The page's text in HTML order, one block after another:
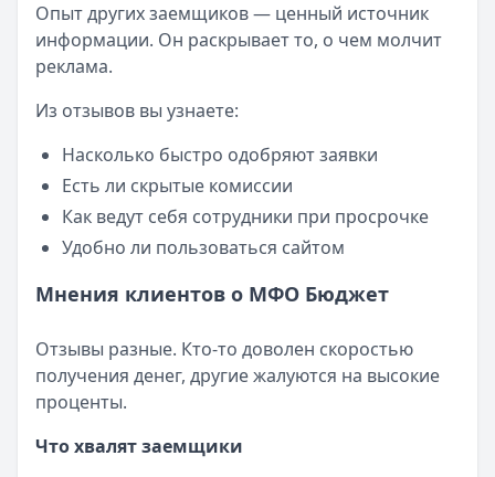
Опыт других заемщиков — ценный источник
информации. Он раскрывает то, о чем молчит
реклама.
Из отзывов вы узнаете:
Насколько быстро одобряют заявки
Есть ли скрытые комиссии
Как ведут себя сотрудники при просрочке
Удобно ли пользоваться сайтом
Мнения клиентов о МФО Бюджет
Отзывы разные. Кто-то доволен скоростью
получения денег, другие жалуются на высокие
проценты.
Что хвалят заемщики